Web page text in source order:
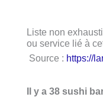
Liste non
ou service lié à
Source : https://
Il y a 38 sushi